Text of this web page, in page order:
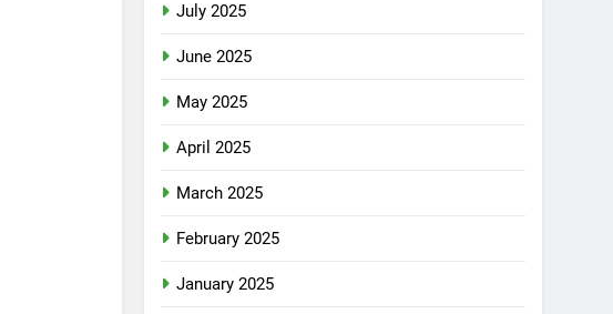
July 2025
June 2025
May 2025
April 2025
March 2025
February 2025
January 2025